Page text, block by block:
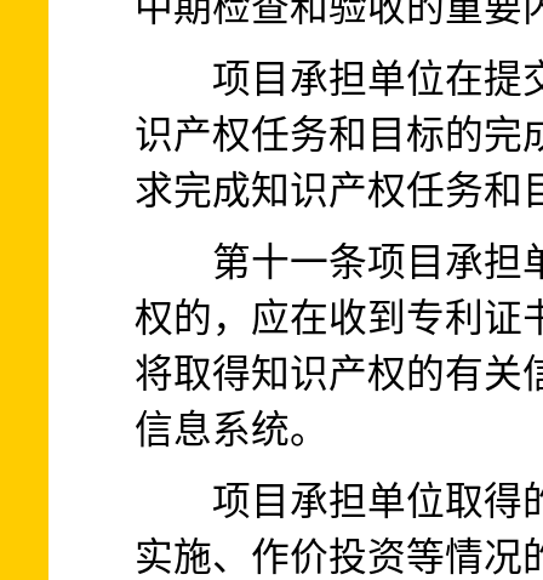
项目承担单位在提
识产权任务和目标的完
求完成知识产权任务和
第十一条项目承担
权的，应在收到专利证
将取得知识产权的有关
信息系统。
项目承担单位取得
实施、作价投资等情况